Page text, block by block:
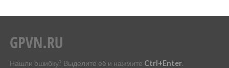
Нашли ошибку? Выделите её и нажмите Ctrl+Enter.